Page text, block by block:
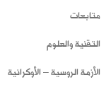
متابعات
التقنية والعلوم
الأزمة الروسية – الأوكرانية